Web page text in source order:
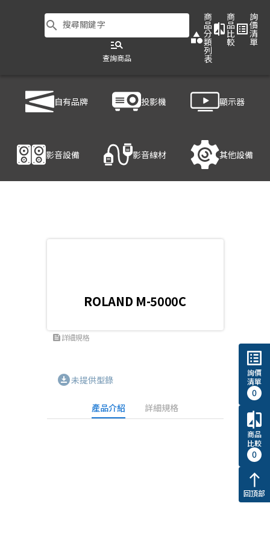
search 搜尋關鍵字
manage_search
查詢商品
category
商
品
分
類
列
表
compare
商
品
比
較
list_alt
詢
價
清
單
自有品牌 投影機 顯示器
影音設備 影音線材 其他設備
產品細節
ROLAND M-5000C
feed詳細規格
download_for_offline未提供型錄
產品介紹 詳細規格
list_alt
詢價
清單
0
compare
商品
比較
0
north
回頂部